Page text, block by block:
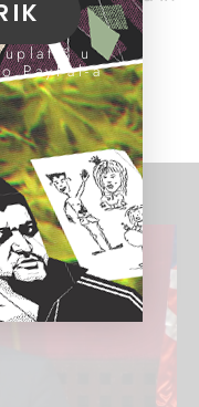
uplatiš u
PayPal-a